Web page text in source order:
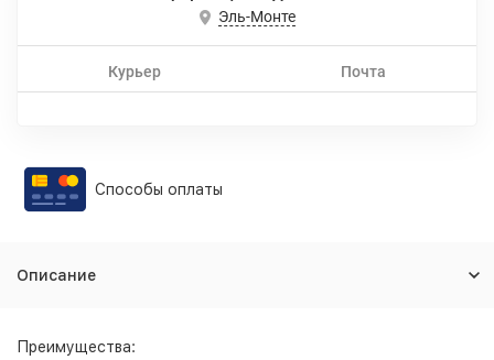
Эль-Монте
Курьер Почта
Способы оплаты
Описание
Преимущества: